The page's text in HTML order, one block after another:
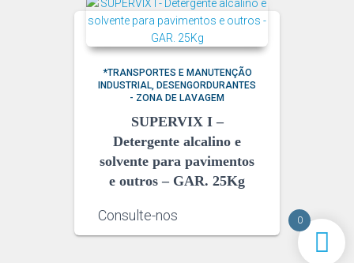
*TRANSPORTES E MANUTENÇÃO
INDUSTRIAL DESENGORDURANTES
- ZONA DE LAVAGEM
SUPERVIX I –
Detergente alcalino e
solvente para pavimentos
e outros – GAR. 25Kg
Consulte-nos 0